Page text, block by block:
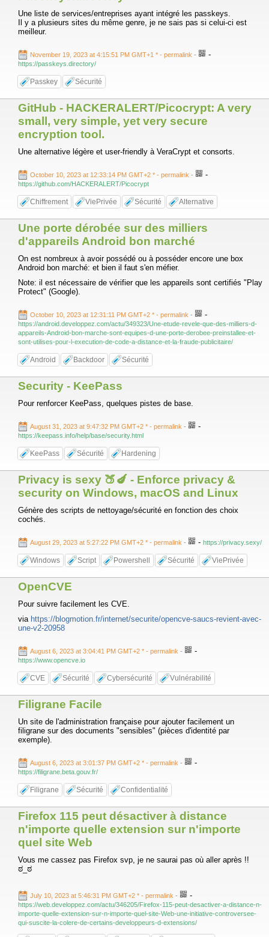
Une liste de services/entreprises ayant intégré les passkeys.
Il y a plusieurs sites du même genre, je ne sais pas si celui-ci est
meilleur.
November 19, 2023 at 4:15:51 PM GMT+1 * - permalink - -
https://passkeys.directory/
Passkey Sécurité
GitHub - HACKERALERT/Picocrypt: A very
small, very simple, yet very secure
encryption tool.
Une alternative légère et user-friendly à VeraCrypt et consorts.
October 10, 2023 at 12:33:14 PM GMT+2 * - permalink - -
https://github.com/HACKERALERT/Picocrypt
Chiffrement ViePrivée Sécurité Alternative
Une porte dérobée sur des milliers
d'appareils Android bon marché
On est nombreux à avoir possédé ou à posséder encore une box
Android bon marché: et bien il faut s'en méfier.
Note: il est nécessaire de vérifier que les appareils sont certifiés "Play
Protect" (Google).
October 10, 2023 at 12:31:11 PM GMT+2 * - permalink - -
https://android.developpez.com/actu/349323/Une-etude-revele-que-des-milliers-d-
appareils-Android-bon-marche-sont-equipes-d-une-porte-derobee-preinstallee-et-
sont-utilises-pour-l-execution-de-code-a-distance-et-la-fraude-publicitaire/
Android Backdoor Sécurité
Security - KeePass
Pour renforcer KeePass, quelques pistes de base.
August 31, 2023 at 9:47:32 PM GMT+2 * - permalink - -
https://keepass.info/help/base/security.html
KeePass Sécurité Hardening
Privacy is sexy 🍑🍆 - Enforce privacy &
security on Windows, macOS and Linux
Génère des scripts de nettoyage/sécurité en fonction des choix
cochés.
August 29, 2023 at 5:27:22 PM GMT+2 * - permalink - - https://privacy.sexy/
Windows Script Powershell Sécurité ViePrivée
OpenCVE
Pour suivre facilement les CVE.
via https://blogmotion.fr/internet/securite/opencve-saucs-revient-avec-
une-v2-20958
August 6, 2023 at 3:04:41 PM GMT+2 * - permalink - -
https://www.opencve.io
CVE Sécurité Cybersécurité Vulnérabilité
Filigrane Facile
Un site de l'administration française pour ajouter facilement un
filigrane sur des documents "sensibles" (pièces d'identité par
exemple).
August 6, 2023 at 3:01:37 PM GMT+2 * - permalink - -
https://filigrane.beta.gouv.fr/
Filigrane Sécurité Confidentialité
Firefox 115 peut désactiver à distance
n'importe quelle extension sur n'importe
quel site Web
Vous me cassez pas Firefox svp, je ne saurai pas où aller après !!
ಠ_ಠ
July 10, 2023 at 5:46:31 PM GMT+2 * - permalink - -
https://web.developpez.com/actu/346205/Firefox-115-peut-desactiver-a-distance-n-
importe-quelle-extension-sur-n-importe-quel-site-Web-une-initiative-controversee-
qui-suscite-la-colere-de-certains-developpeurs-d-extensions/